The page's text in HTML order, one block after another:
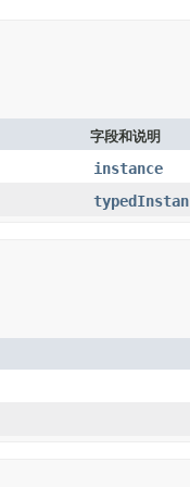
字段和说明
instance